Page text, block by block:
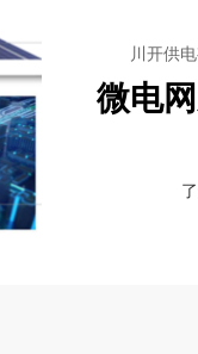
川开供
微电